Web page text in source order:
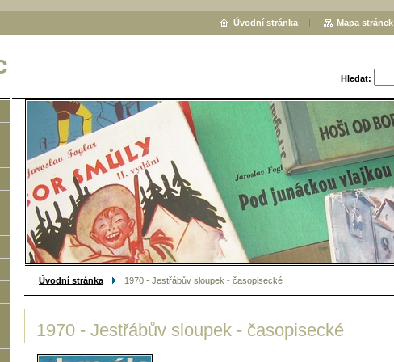
Hledat:
Úvodní stránka 1970 - Jestřábův sloupek - časopisecké
1970 - Jestřábův sloupek - časopisecké
Úvodní stránka Mapa stránek